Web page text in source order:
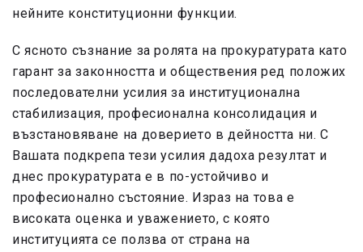
нейните конституционни функции.
С ясното съзнание за ролята на прокуратурата като
гарант за законността и обществения ред положих
последователни усилия за институционална
стабилизация, професионална консолидация и
възстановяване на доверието в дейността ни. С
Вашата подкрепа тези усилия дадоха резултат и
днес прокуратурата е в по-устойчиво и
професионално състояние. Израз на това е
високата оценка и уважението, с която
институцията се ползва от страна на